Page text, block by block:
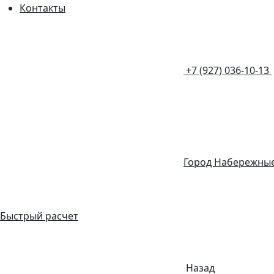
Контакты
+7 (927) 036-10-13
Город
Быстрый расчет
Назад